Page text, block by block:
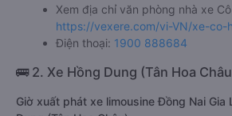
Xem địa chỉ văn phòng nhà xe
https://vexere.com/vi-VN/xe-co-
Điện thoại: 1900 888684
🚌 2. Xe Hồng Dung (Tân Hoa
Giờ xuất phát xe limousine Đồng Nai Gia